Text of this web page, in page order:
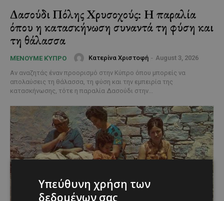
Δασούδι Πόλης Χρυσοχούς: Η παραλία
όπου η κατασκήνωση συναντά τη φύση και
τη θάλασσα
ΜΈΝΟΥΜΕ ΚΎΠΡΟ Κατερίνα Χριστοφή - August 3, 2026
Αν αναζητάς έναν προορισμό στην Κύπρο όπου μπορείς να
απολαύσεις τη θάλασσα, τη φύση και την εμπειρία της
κατασκήνωσης, τότε η παραλία Δασούδι στην...
Υπεύθυνη χρήση των
δεδομένων σας